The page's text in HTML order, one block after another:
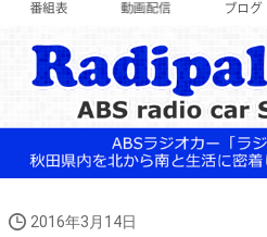
2016年3月14日